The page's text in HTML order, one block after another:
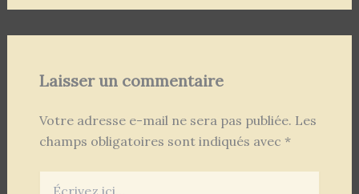
Laisser un commentaire
Votre adresse e-mail ne sera pas publiée. Les
champs obligatoires sont indiqués avec *